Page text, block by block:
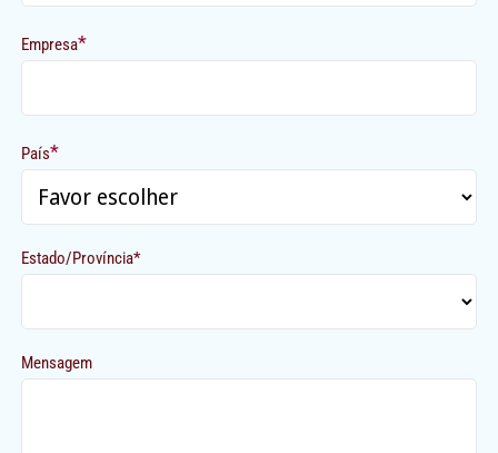
Empresa*
País*
Estado/Província*
Mensagem